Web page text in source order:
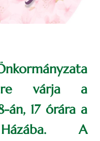
várja a
án, 17 órára a
Házába. A